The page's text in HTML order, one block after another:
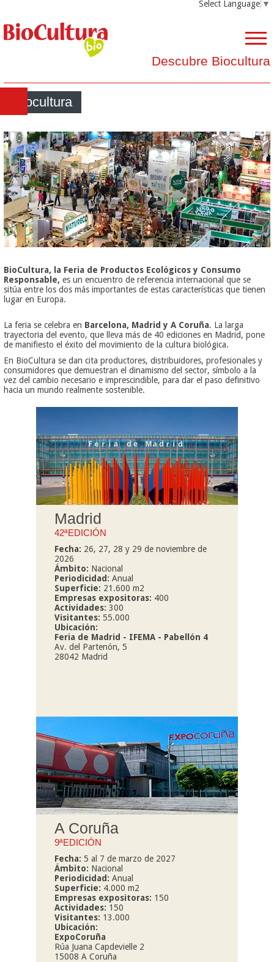
Select Language ▼
Descubre Biocultura
Biocultura
BioCultura, la Feria de Productos Ecológicos y Consumo
Responsable, es un encuentro de referencia internacional que se
sitúa entre los dos más importantes de estas características que tienen
lugar en Europa.
La feria se celebra en Barcelona, Madrid y A Coruña. La larga
trayectoria del evento, que lleva más de 40 ediciones en Madrid, pone
de manifiesto el éxito del movimiento de la cultura biológica.
En BioCultura se dan cita productores, distribuidores, profesionales y
consumidores que demuestran el dinamismo del sector, símbolo a la
vez del cambio necesario e imprescindible, para dar el paso definitivo
hacia un mundo realmente sostenible.
Madrid
42ªEDICIÓN
Fecha: 26, 27, 28 y 29 de noviembre de
2026
Ámbito: Nacional
Periodicidad: Anual
Superficie: 21.600 m2
Empresas expositoras: 400
Actividades: 300
Visitantes: 55.000
Ubicación:
Feria de Madrid - IFEMA - Pabellón 4
Av. del Partenón, 5
28042 Madrid
A Coruña
9ªEDICIÓN
Fecha: 5 al 7 de marzo de 2027
Ámbito: Nacional
Periodicidad: Anual
Superficie: 4.000 m2
Empresas expositoras: 150
Actividades: 150
Visitantes: 13.000
Ubicación:
ExpoCoruña
Rúa Juana Capdevielle 2
15008 A Coruña